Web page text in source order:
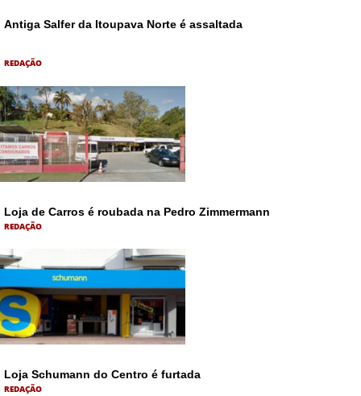
Antiga Salfer da Itoupava Norte é assaltada
REDAÇÃO
Loja de Carros é roubada na Pedro Zimmermann
REDAÇÃO
Loja Schumann do Centro é furtada
REDAÇÃO